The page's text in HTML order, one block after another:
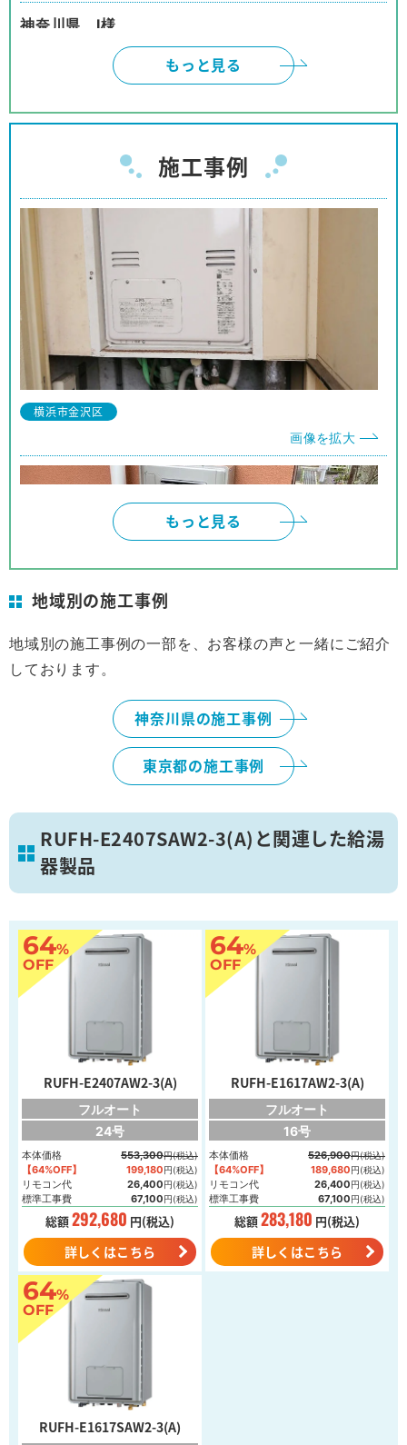
神奈川県 I様
インターネットは、頼みにくいと、思っておりまし
たが、御社のように対応して頂けると、有り難いで
す。本当に有り難うございました。
神奈川県 W様
注文、施工まで安心してお取り引きが出来ました。
商品購入の予定の友人、親戚等に紹介をしても良い
と思っております。
神奈川県 I様
事前の対応から工事に至るまでほぼパーフェクトな
対応でした。
対応も押し付けがましくなく、工事の方も親切で、
他の人にも安心して推薦できます。
もっと見る
施工事例
横浜市金沢区
画像を拡大
横浜市
葛飾区
画像を拡大
もっと見る
地域別の施工事例
地域別の施工事例の一部を、お客様の声と一緒にご紹介
しております。
神奈川県の施工事例
東京都の施工事例
RUFH-E2407SAW2-3(A)と関連した給湯
器製品
64%
OFF
RUFH-E2407AW2-3(A)
フルオート
24号
本体価格 553,300円(税込)
【64%OFF】 199,180円(税込)
リモコン代 26,400円(税込)
標準工事費 67,100円(税込)
総額292,680 円(税込)
詳しくはこちら
64%
OFF
RUFH-E1617AW2-3(A)
フルオート
16号
本体価格 526,900円(税込)
【64%OFF】 189,680円(税込)
リモコン代 26,400円(税込)
標準工事費 67,100円(税込)
総額283,180 円(税込)
詳しくはこちら
64%
OFF
RUFH-E1617SAW2-3(A)